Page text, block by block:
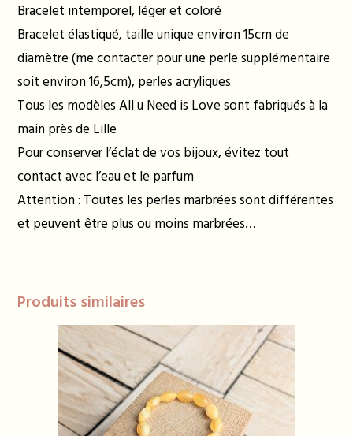
Bracelet intemporel, léger et coloré
Bracelet élastiqué, taille unique environ 15cm de
diamètre (me contacter pour une perle supplémentaire
soit environ 16,5cm), perles acryliques
Tous les modèles All u Need is Love sont fabriqués à la
main près de Lille
Pour conserver l’éclat de vos bijoux, évitez tout
contact avec l’eau et le parfum
Attention : Toutes les perles marbrées sont différentes
et peuvent être plus ou moins marbrées…
Produits similaires